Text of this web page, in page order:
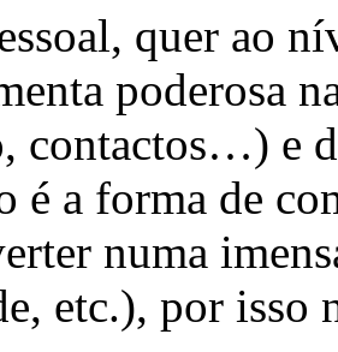
quer ao
poderosa
contactos…) e
é a forma de
numa
etc.), por isso